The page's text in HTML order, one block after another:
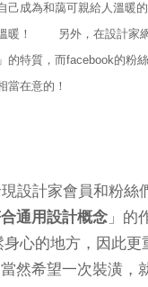
成為和藹可親給人溫暖
暖！
另外，在設計家網
」的特質，而facebook的粉
當在意的！
設計家會員和粉絲
通用設計概念 」的
心的地方，因此更
然希望一次裝潢，